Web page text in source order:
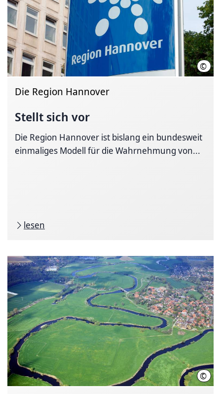
©
Die Region Hannover
Stellt sich vor
Die Region Hannover ist bislang ein bundesweit
einmaliges Modell für die Wahrnehmung von...
lesen
©